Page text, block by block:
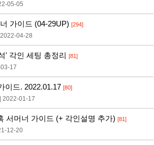
05-05
가이드 (04-29UP) [294]
04-28
' 각인 세팅 총정리 [81]
17
이드. 2022.01.17 [80]
2022-01-17
서머너 가이드 (+ 각인설명 추가) [81]
12-20